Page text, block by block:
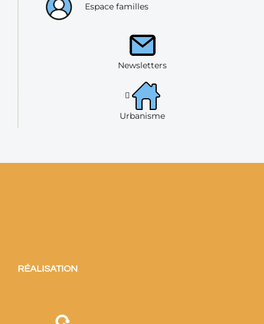
Espace familles
Newsletters
Urbanisme
RÉALISATION